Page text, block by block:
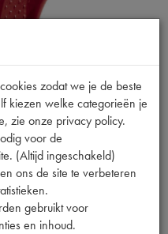
zodat we je de beste
kiezen welke categorieën je
zie onze privacy policy.
voor de
(Altijd ingeschakeld)
ons de site te verbeteren
gebruikt voor
en inhoud.